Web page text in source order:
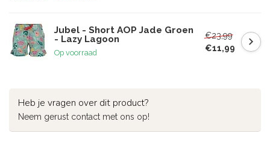
Jubel - Short AOP Jade Groen
- Lazy Lagoon
Op voorraad
€23,99
€11,99
Heb je vragen over dit product?
Neem gerust contact met ons op!